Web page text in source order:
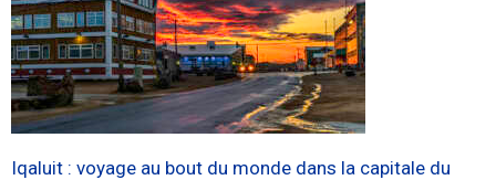
Iqaluit : voyage au bout du monde dans la capitale du